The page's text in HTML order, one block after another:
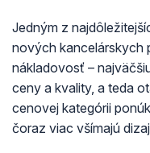
Jedným z
nových kancelárskych
nákladovosť –
ceny a kvality, a teda
cenovej kategórii
čoraz viac všímajú